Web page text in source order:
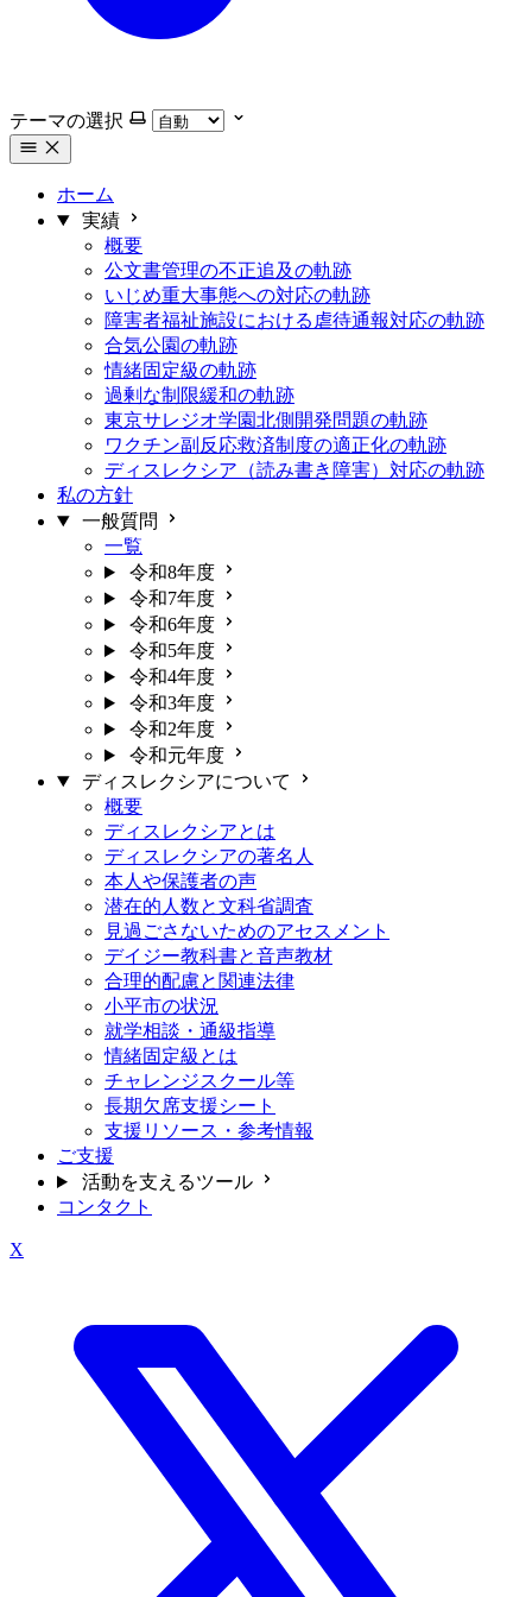
テーマの選択
ホーム
実績
概要
公文書管理の不正追及の軌跡
いじめ重大事態への対応の軌跡
障害者福祉施設における虐待通報対応の軌跡
合気公園の軌跡
情緒固定級の軌跡
過剰な制限緩和の軌跡
東京サレジオ学園北側開発問題の軌跡
ワクチン副反応救済制度の適正化の軌跡
ディスレクシア（読み書き障害）対応の軌跡
私の方針
一般質問
一覧
令和8年度
令和7年度
令和6年度
令和5年度
令和4年度
令和3年度
令和2年度
令和元年度
ディスレクシアについて
概要
ディスレクシアとは
ディスレクシアの著名人
本人や保護者の声
潜在的人数と文科省調査
見過ごさないためのアセスメント
デイジー教科書と音声教材
合理的配慮と関連法律
小平市の状況
就学相談・通級指導
情緒固定級とは
チャレンジスクール等
長期欠席支援シート
支援リソース・参考情報
ご支援
活動を支えるツール
コンタクト
X